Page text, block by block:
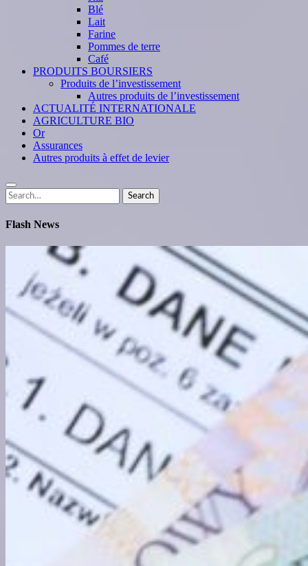
Blé
Lait
Farine
Pommes de terre
Café
PRODUITS BOURSIERS
Produits de l’investissement
Autres produits de l’investissement
ACTUALITÉ INTERNATIONALE
AGRICULTURE BIO
Or
Assurances
Autres produits à effet de levier
Search
for:
Search
Flash News